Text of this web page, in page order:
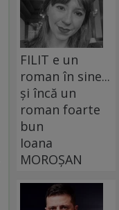
FILIT e un
roman în sine...
și încă un
roman foarte
bun
Ioana
MOROȘAN